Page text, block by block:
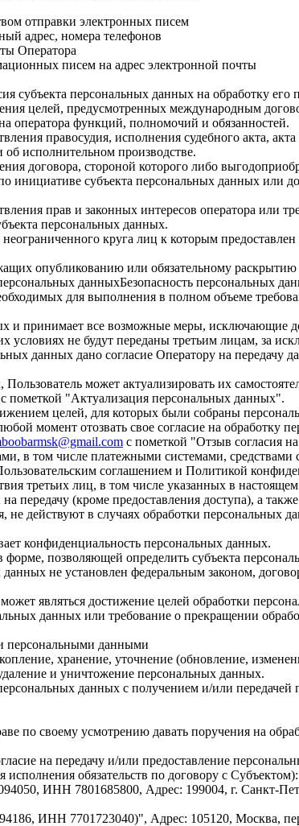
отправки электронных писем
адрес, номера телефонов
Оператора
писем на адрес электронной почты
субъекта персональных данных на обработку
целей, предусмотренных международным
оператора функций, полномочий и обязанностей.
правосудия, исполнения судебного акта,
об исполнительном производстве.
договора, стороной которого либо
инициативе субъекта персональных данных или
прав и законных интересов оператора или
персональных данных.
круга лиц к которым
опубликованию или обязательному раскрытию
данныхБезопасность персональных
для выполнения в полном объеме
и принимает все возможные меры,
условиях не будут переданы третьим лицам, за
данных дано согласие Оператору на передачу
может актуализировать их
с пометкой "Актуализация персональных данных".
целей, для которых были собраны
момент отозвать свое согласие на обработку
с пометкой "Отзыв согласия
в том числе платежными системами,
соглашением и Политикой
третьих лиц, в том числе указанных в
передачу (кроме предоставления доступа), а
не действуют в случаях обработки
конфиденциальность персональных данных.
позволяющей определить субъекта
не установлен федеральным законом,
являться достижение целей обработки
данных или требование о прекращении
персональными данными
хранение, уточнение (обновление,
и уничтожение персональных данных.
данных с получением и/или
по своему усмотрению давать поручения на
на передачу и/или предоставление
обязательств по договору с Субъектом):
ИНН 7801685800, Адрес: 199004, г. Санкт-
7701723040)", Адрес: 105120, Москва, пер.